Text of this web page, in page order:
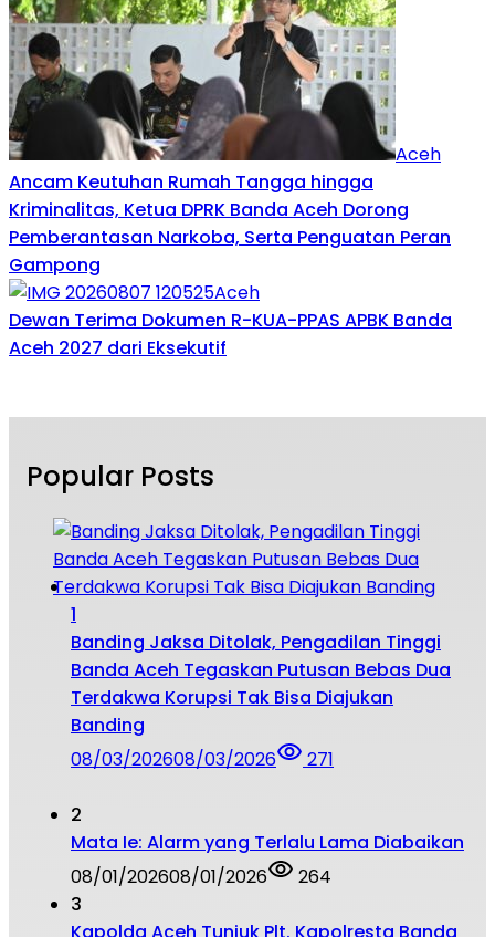
Aceh
Ancam Keutuhan Rumah Tangga hingga
Kriminalitas, Ketua DPRK Banda Aceh Dorong
Pemberantasan Narkoba, Serta Penguatan Peran
Gampong
Aceh
Dewan Terima Dokumen R-KUA-PPAS APBK Banda
Aceh 2027 dari Eksekutif
Popular Posts
1
Banding Jaksa Ditolak, Pengadilan Tinggi
Banda Aceh Tegaskan Putusan Bebas Dua
Terdakwa Korupsi Tak Bisa Diajukan
Banding
08/03/202608/03/2026 271
2
Mata Ie: Alarm yang Terlalu Lama Diabaikan
08/01/202608/01/2026
264
3
Kapolda Aceh Tunjuk Plt. Kapolresta Banda